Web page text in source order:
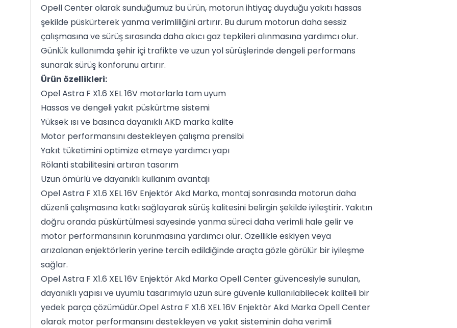
Opell Center olarak sunduğumuz bu ürün, motorun ihtiyaç duyduğu yakıtı hassas
şekilde püskürterek yanma verimliliğini artırır. Bu durum motorun daha sessiz
çalışmasına ve sürüş sırasında daha akıcı gaz tepkileri alınmasına yardımcı olur.
Günlük kullanımda şehir içi trafikte ve uzun yol sürüşlerinde dengeli performans
sunarak sürüş konforunu artırır.
Ürün özellikleri:
Opel Astra F X1.6 XEL 16V motorlarla tam uyum
Hassas ve dengeli yakıt püskürtme sistemi
Yüksek ısı ve basınca dayanıklı AKD marka kalite
Motor performansını destekleyen çalışma prensibi
Yakıt tüketimini optimize etmeye yardımcı yapı
Rölanti stabilitesini artıran tasarım
Uzun ömürlü ve dayanıklı kullanım avantajı
Opel Astra F X1.6 XEL 16V Enjektör Akd Marka, montaj sonrasında motorun daha
düzenli çalışmasına katkı sağlayarak sürüş kalitesini belirgin şekilde iyileştirir. Yakıtın
doğru oranda püskürtülmesi sayesinde yanma süreci daha verimli hale gelir ve
motor performansının korunmasına yardımcı olur. Özellikle eskiyen veya
arızalanan enjektörlerin yerine tercih edildiğinde araçta gözle görülür bir iyileşme
sağlar.
Opel Astra F X1.6 XEL 16V Enjektör Akd Marka Opell Center güvencesiyle sunulan,
dayanıklı yapısı ve uyumlu tasarımıyla uzun süre güvenle kullanılabilecek kaliteli bir
yedek parça çözümüdür.Opel Astra F X1.6 XEL 16V Enjektör Akd Marka Opell Center
olarak motor performansını destekleyen ve yakıt sisteminin daha verimli